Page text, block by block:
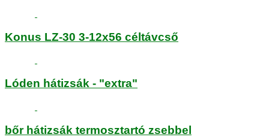
Konus LZ-30 3-12x56 céltávcső
Lóden hátizsák - "extra"
bőr hátizsák termosztartó zsebbel